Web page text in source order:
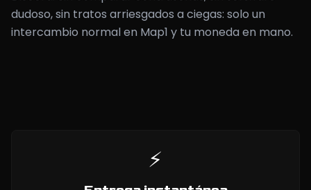
dudoso, sin tratos arriesgados a ciegas: solo un
intercambio normal en Map1 y tu moneda en mano.
⚡